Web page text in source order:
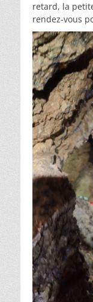
retard, la
rendez-vous